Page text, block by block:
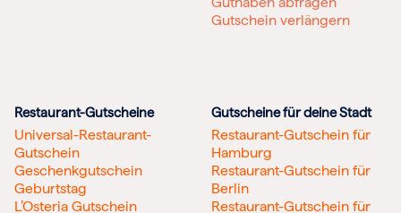
Gutschein verlängern
Restaurant-Gutscheine
Universal-Restaurant-
Gutschein
Geschenkgutschein
Geburtstag
L’Osteria Gutschein
Gutscheine für deine Stadt
Restaurant-Gutschein für
Hamburg
Restaurant-Gutschein für
Berlin
Restaurant-Gutschein für